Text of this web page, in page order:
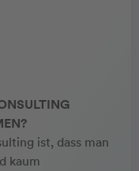
ist, dass man
kaum